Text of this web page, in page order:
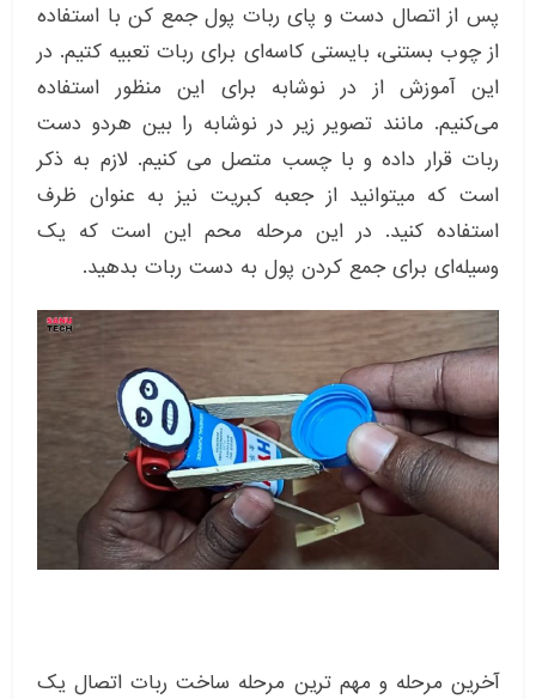
پس از اتصال دست و پای ربات پول جمع کن با استفاده
از چوب بستنی، بایستی کاسه‌ای برای ربات تعبیه کتیم. در
این آموزش از در نوشابه برای این منظور استفاده
می‌کنیم. مانند تصویر زیر در نوشابه را بین هردو دست
ربات قرار داده و با چسب متصل می کنیم. لازم به ذکر
است که میتوانید از جعبه کبریت نیز به عنوان ظرف
استفاده کنید. در این مرحله محم این است که یک
وسیله‌ای برای جمع کردن پول به دست ربات بدهید.
آخرین مرحله و مهم ترین مرحله ساخت ربات اتصال یک